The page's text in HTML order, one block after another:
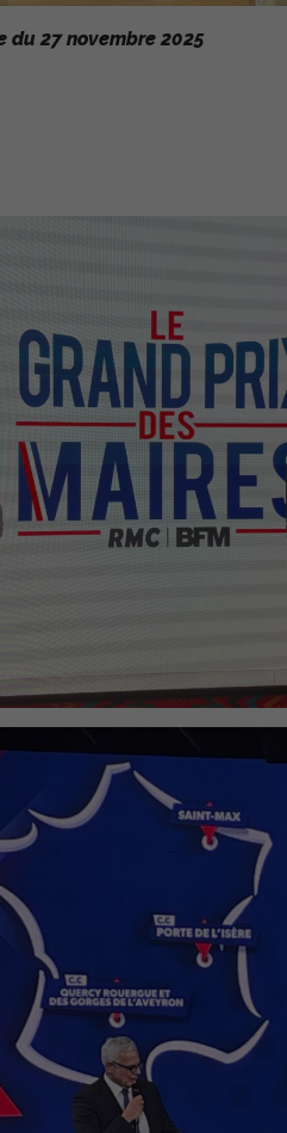
du 27 novembre 2025